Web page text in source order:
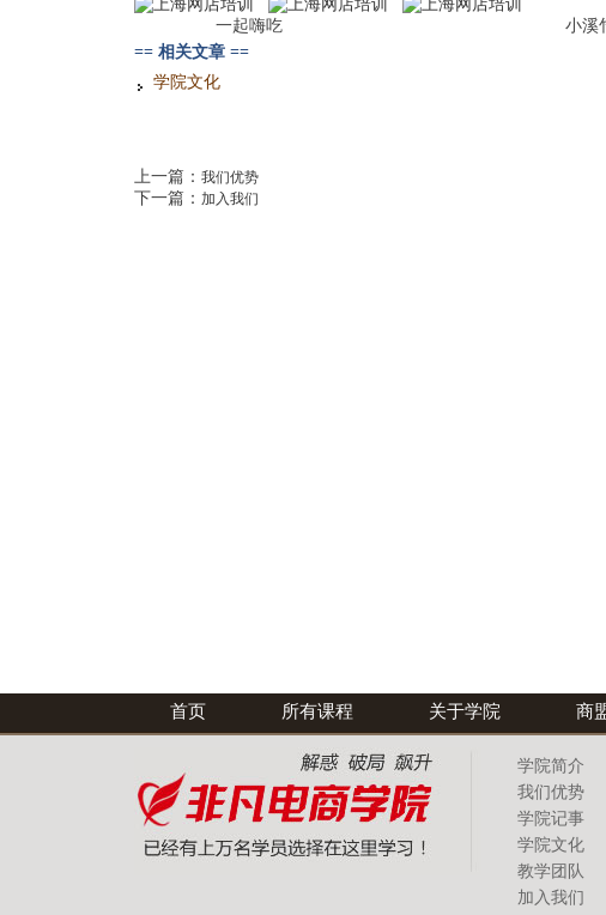
一起嗨吃 小溪
== 相关文章 ==
学院文化
上一篇： 我们优势
下一篇： 加入我们
首页 所有课程 关于学院 商
学院简介
我们优势
学院记事
学院文化
教学团队
加入我们